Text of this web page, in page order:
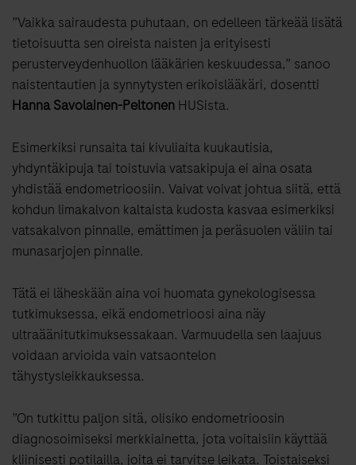
”Vaikka sairaudesta puhutaan, on edelleen tärkeää lisätä
tietoisuutta sen oireista naisten ja erityisesti
perusterveydenhuollon lääkärien keskuudessa,” sanoo
naistentautien ja synnytysten erikoislääkäri, dosentti
Hanna Savolainen-Peltonen HUSista.
Esimerkiksi runsaita tai kivuliaita kuukautisia,
yhdyntäkipuja tai toistuvia vatsakipuja ei aina osata
yhdistää endometrioosiin. Vaivat voivat johtua siitä, että
kohdun limakalvon kaltaista kudosta kasvaa esimerkiksi
vatsakalvon pinnalle, emättimen ja peräsuolen väliin tai
munasarjojen pinnalle.
Tätä ei läheskään aina voi huomata gynekologisessa
tutkimuksessa, eikä endometrioosi aina näy
ultraäänitutkimuksessakaan. Varmuudella sen laajuus
voidaan arvioida vain vatsaontelon
tähystysleikkauksessa.
”On tutkittu paljon sitä, olisiko endometrioosin
diagnosoimiseksi merkkiainetta, jota voitaisiin käyttää
kliinisesti potilailla, joita ei tarvitse leikata. Toistaiseksi